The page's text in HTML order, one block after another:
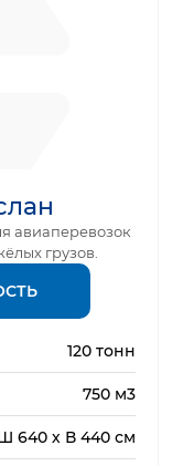
авиаперевозок
грузов.
120 тонн
750 м3
640 х В 440 см